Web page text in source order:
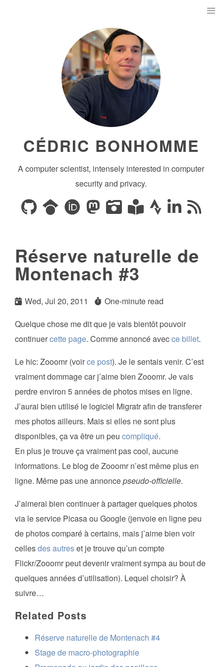
CÉDRIC BONHOMME
A computer scientist, intensely interested in computer
security and privacy.
Réserve naturelle de
Montenach #3
Wed, Jul 20, 2011
One-minute read
Quelque chose me dit que je vais bientôt pouvoir
continuercette page. Comme annoncé avecce billet.
Le hic: Zooomr (voirce post). Je le sentais venir. C’est
vraiment dommage car j’aime bien Zooomr. Je vais
perdre environ 5 années de photos mises en ligne.
J’aurai bien utilisé le logiciel Migratr afin de transferer
mes photos ailleurs. Mais si elles ne sont plus
disponibles, ça va être un peu compliqué.
En plus je trouve ça vraiment pas cool, aucune
informations. Le blog de Zooomr n’est même plus en
ligne. Même pas une annoncepseudo-officielle.
J’aimerai bien continuer à partager quelques photos
via le service Picasa ou Google (jenvoie en ligne peu
de photos comparé à certains, mais j’aime bien voir
cellesdes autreset je trouve qu’un compte
Flickr/Zooomr peut devenir vraiment sympa au bout de
quelques années d’utilisation). Lequel choisir? À
suivre…
Related Posts
Réserve naturelle de Montenach #4
Stage de macro-photographie